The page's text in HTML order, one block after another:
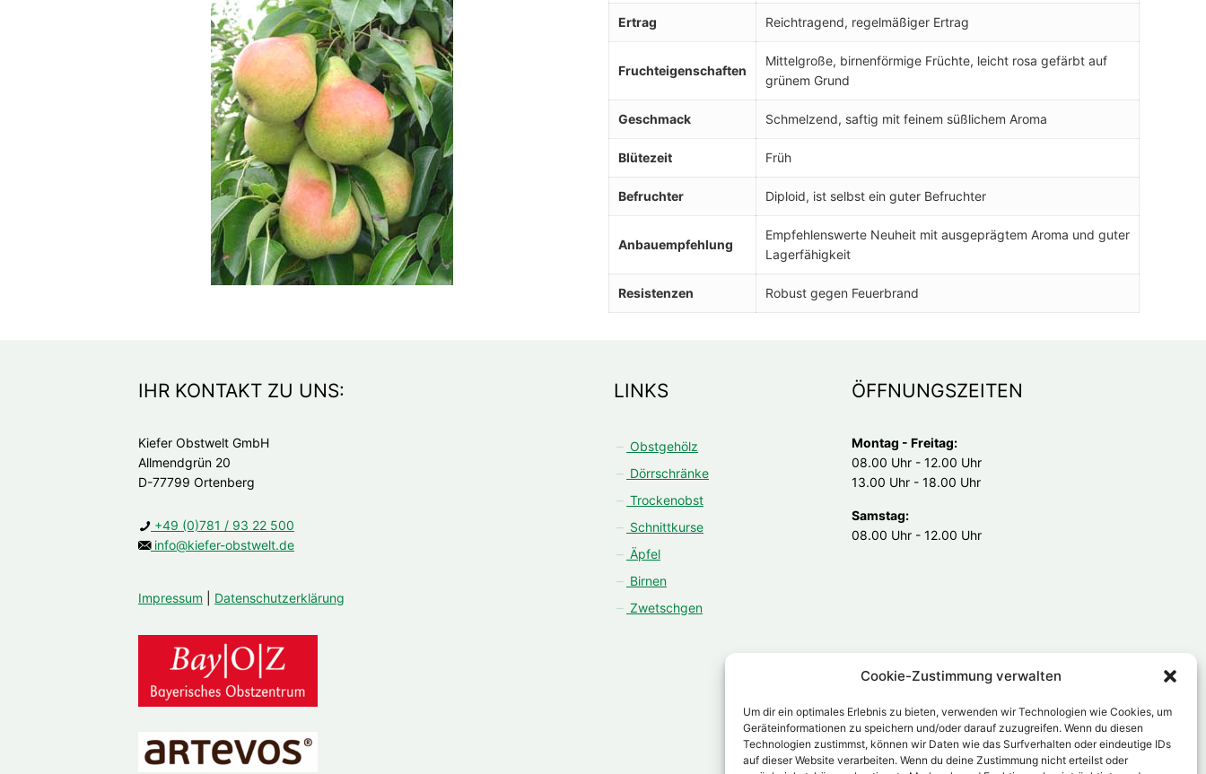
Cookie-Zustimmung verwalten
Um dir ein optimales Erlebnis zu bieten, verwenden wir Technologien wie Cookies, um
Geräteinformationen zu speichern und/oder darauf zuzugreifen. Wenn du diesen
Technologien zustimmst, können wir Daten wie das Surfverhalten oder eindeutige IDs
auf dieser Website verarbeiten. Wenn du deine Zustimmung nicht erteilst oder
Ertrag Reichtragend, regelmäßiger Ertrag
Fruchteigenschaften
Mittelgroße, birnenförmige Früchte, leicht rosa gefärbt auf
grünem Grund
Geschmack Schmelzend, saftig mit feinem süßlichem Aroma
Blütezeit Früh
Befruchter Diploid, ist selbst ein guter Befruchter
Anbauempfehlung
Empfehlenswerte Neuheit mit ausgeprägtem Aroma und guter
Lagerfähigkeit
Resistenzen Robust gegen Feuerbrand
IHR KONTAKT ZU UNS:
Kiefer Obstwelt GmbH
Allmendgrün 20
D-77799 Ortenberg
+49 (0)781 / 93 22 500
info@kiefer-obstwelt.de
Impressum Datenschutzerklärung
LINKS
Obstgehölz
Dörrschränke
Trockenobst
Schnittkurse
Äpfel
Birnen
Zwetschgen
ÖFFNUNGSZEITEN
Montag - Freitag:
08.00 Uhr - 12.00 Uhr
13.00 Uhr - 18.00 Uhr
Samstag:
08.00 Uhr - 12.00 Uhr